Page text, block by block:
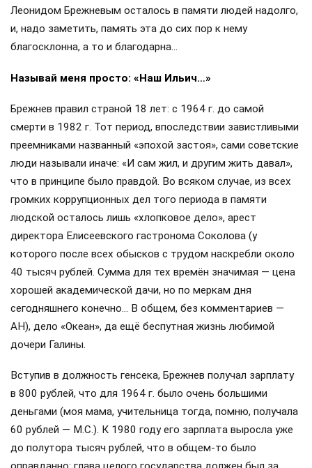
Леонидом Брежневым осталось в памяти людей надолго,
и, надо заметить, память эта до сих пор к нему
благосклонна, а то и благодарна…
Называй меня просто: «Наш Ильич…»
Брежнев правил страной 18 лет: с 1964 г. до самой
смерти в 1982 г. Тот период, впоследствии завистливыми
преемниками названный «эпохой застоя», сами советские
люди называли иначе: «И сам жил, и другим жить давал»,
что в принципе было правдой. Во всяком случае, из всех
громких коррупционных дел того периода в памяти
людской осталось лишь «хлопковое дело», арест
директора Елисеевского гастронома Соколова (у
которого после всех обысков с трудом наскребли около
40 тысяч рублей. Сумма для тех времён значимая — цена
хорошей академической дачи, но по меркам дня
сегодняшнего конечно… В общем, без комментариев —
АН), дело «Океан», да ещё беспутная жизнь любимой
дочери Галины.
Вступив в должность генсека, Брежнев получал зарплату
в 800 рублей, что для 1964 г. было очень большими
деньгами (моя мама, учительница тогда, помню, получала
60 рублей — М.С.). К 1980 году его зарплата выросла уже
до полутора тысяч рублей, что в общем-то было